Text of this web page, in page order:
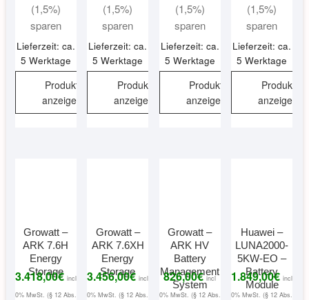
(1,5%)
sparen
Lieferzeit: ca.
5 Werktage
Produkt
anzeigen
(1,5%)
sparen
Lieferzeit: ca.
5 Werktage
Produkt
anzeigen
(1,5%)
sparen
Lieferzeit: ca.
5 Werktage
Produkt
anzeigen
(1,5%)
sparen
Lieferzeit: ca.
5 Werktage
Produkt
anzeigen
Growatt –
ARK 7.6H
Energy
Storage
3.418,00€ incl
0% MwSt. (§ 12 Abs.
Growatt –
ARK 7.6XH
Energy
Storage
3.456,00€ incl
0% MwSt. (§ 12 Abs.
Growatt –
ARK HV
Battery
Management
System
826,00€ incl
0% MwSt. (§ 12 Abs.
Huawei –
LUNA2000-
5KW-EO –
Battery
Module
1.849,00€ incl
0% MwSt. (§ 12 Abs.